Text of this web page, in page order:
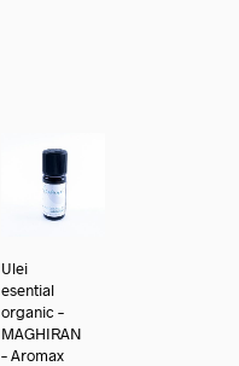
Ulei
esential
organic –
MAGHIRAN
– Aromax